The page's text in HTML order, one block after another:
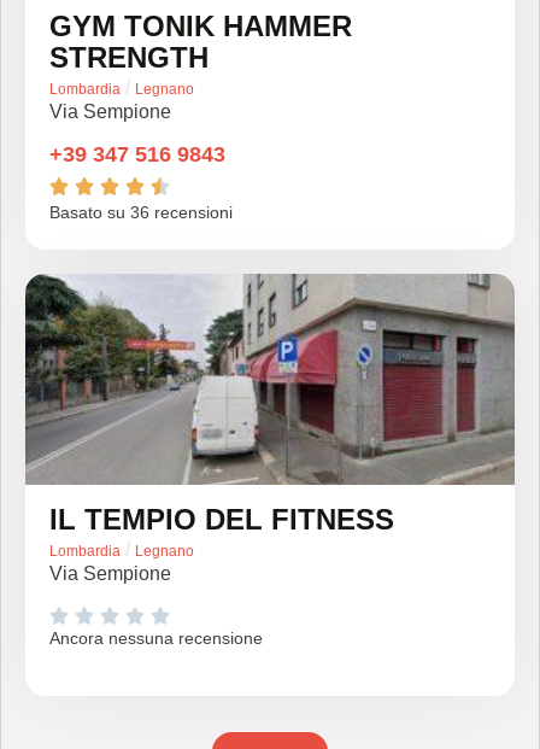
GYM TONIK HAMMER
STRENGTH
Lombardia / Legnano
Via Sempione
+39 347 516 9843
    
Basato su 36 recensioni
IL TEMPIO DEL FITNESS
Lombardia / Legnano
Via Sempione
    
Ancora nessuna recensione